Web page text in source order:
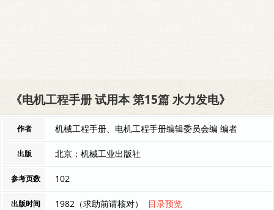
《电机工程手册 试用本 第15篇 水力发电》
作者 机械工程手册、电机工程手册编辑委员会编 编者
出版 北京：机械工业出版社
参考页数 102
出版时间 1982（求助前请核对） 目录预览